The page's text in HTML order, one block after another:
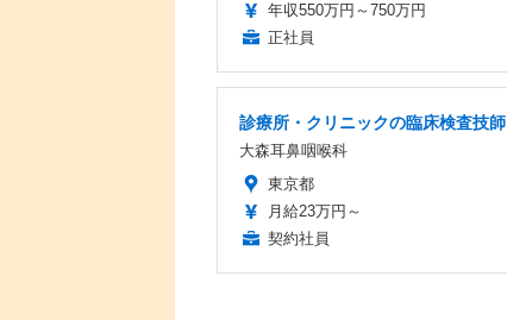
年収550万円～750万円
正社員
診療所・クリニックの臨床検査技師
大森耳鼻咽喉科
東京都
月給23万円～
契約社員